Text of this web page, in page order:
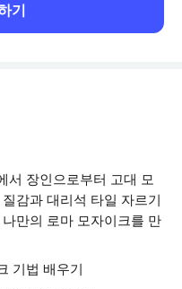
기
서 장인으로부터 고대 모
감과 대리석 타일 자르기
만의 로마 모자이크를 만
기법 배우기